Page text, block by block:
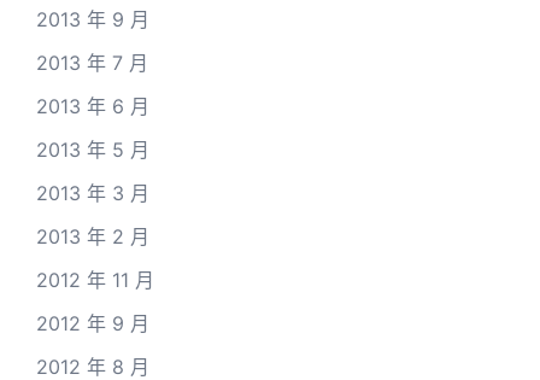
2013 年 9 月
2013 年 7 月
2013 年 6 月
2013 年 5 月
2013 年 3 月
2013 年 2 月
2012 年 11 月
2012 年 9 月
2012 年 8 月